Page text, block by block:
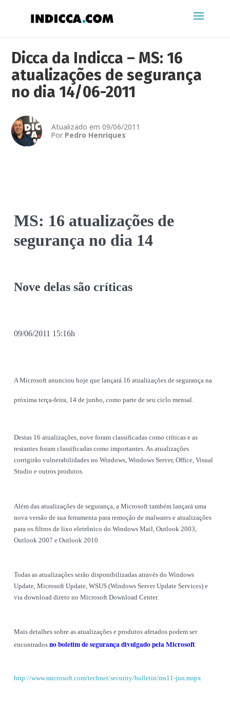
Dicca da Indicca – MS: 16
atualizações de segurança
no dia 14/06-2011
Atualizado em 09/06/2011
Por Pedro Henriques
MS: 16 atualizações de
segurança no dia 14
Nove delas são críticas
09/06/2011 15:16h
A Microsoft anunciou hoje que lançará 16 atualizações de segurança na
próxima terça-feira, 14 de junho, como parte de seu ciclo mensal.
Destas 16 atualizações, nove foram classificadas como críticas e as
restantes foram classificadas como importantes. As atualizações
corrigirão vulnerabilidades no Windows, Windows Server, Office, Visual
Studio e outros produtos.
Além das atualizações de segurança, a Microsoft também lançará uma
nova versão de sua ferramenta para remoção de malwares e atualizações
para os filtros de lixo eletrônico do Windows Mail, Outlook 2003,
Outlook 2007 e Outlook 2010.
Todas as atualizações serão disponibilizadas através do Windows
Update, Microsoft Update, WSUS (Windows Server Update Services) e
via download direto no Microsoft Download Center.
Mais detalhes sobre as atualizações e produtos afetados podem ser
encontrados no boletim de segurança divulgado pela Microsoft.
http://www.microsoft.com/technet/security/bulletin/ms11-jun.mspx